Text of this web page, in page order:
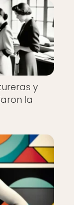
y
la